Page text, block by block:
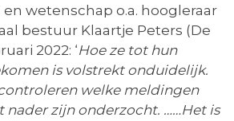
wetenschap o.a. hoogleraar
bestuur Klaartje Peters (De
2022: ‘Hoe ze tot hun
is volstrekt onduidelijk.
welke meldingen
nader zijn onderzocht. ……Het is